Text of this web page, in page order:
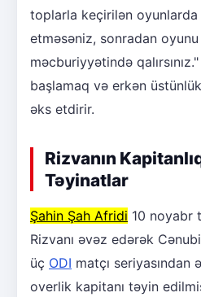
toplarla keçirilən oyunlarda
etməsəniz, sonradan
məcburiyyətində
başlamaq və erkən
əks etdirir.
Rizvanın
Təyinatlar
Şahin Şah Afridi 10 noyabr
Rizvanı əvəz edərək
üç ODI matçı seriyasından
overlik kapitanı təyin